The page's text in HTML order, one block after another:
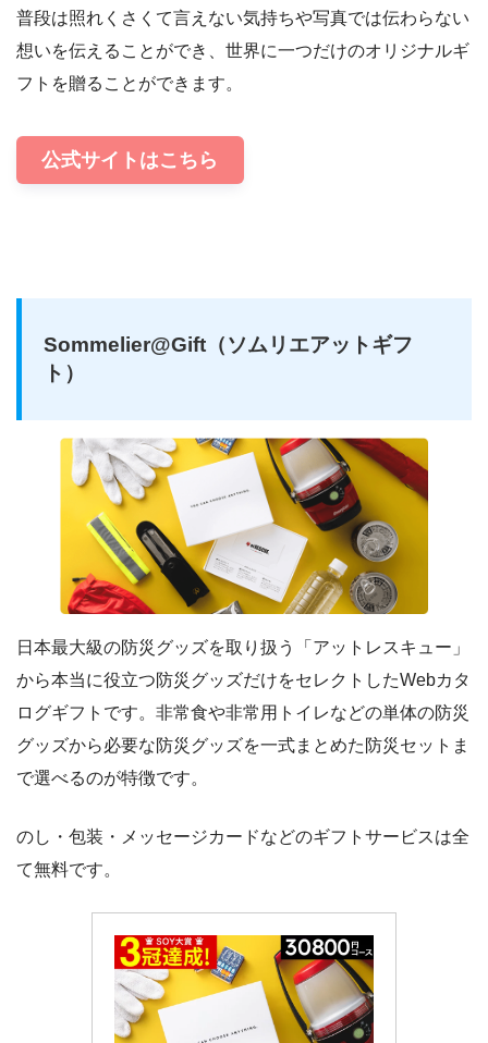
普段は照れくさくて言えない気持ちや写真では伝わらない
想いを伝えることができ、世界に一つだけのオリジナルギ
フトを贈ることができます。
公式サイトはこちら
Sommelier@Gift（ソムリエアットギフ
ト）
日本最大級の防災グッズを取り扱う「アットレスキュー」
から本当に役立つ防災グッズだけをセレクトしたWebカタ
ログギフトです。非常食や非常用トイレなどの単体の防災
グッズから必要な防災グッズを一式まとめた防災セットま
で選べるのが特徴です。
のし・包装・メッセージカードなどのギフトサービスは全
て無料です。